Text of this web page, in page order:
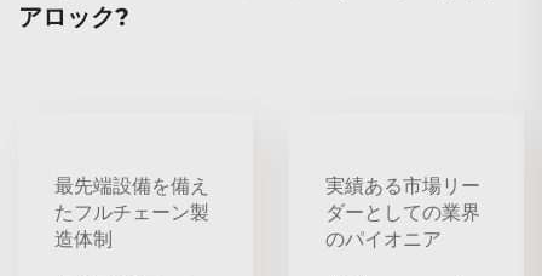
アロック?
最先端設備を備え
たフルチェーン製
造体制
実績ある市場リー
ダーとしての業界
のパイオニア